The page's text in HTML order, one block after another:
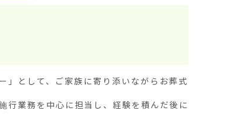
」として、ご家族に寄り添いながらお葬式
行業務を中心に担当し、経験を積んだ後に